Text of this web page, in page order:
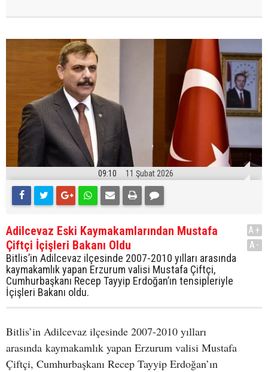
09:10 11 Şubat 2026
Adilcevaz Eski Kaymakamlarından Mustafa
Çiftçi İçişleri Bakanı Oldu
Bitlis’in Adilcevaz ilçesinde 2007-2010 yılları arasında
kaymakamlık yapan Erzurum valisi Mustafa Çiftçi,
Cumhurbaşkanı Recep Tayyip Erdoğan’ın tensipleriyle
İçişleri Bakanı oldu.
A+
A-
Bitlis’in Adilcevaz ilçesinde 2007-2010 yılları
arasında kaymakamlık yapan Erzurum valisi Mustafa
Çiftçi, Cumhurbaşkanı Recep Tayyip Erdoğan’ın